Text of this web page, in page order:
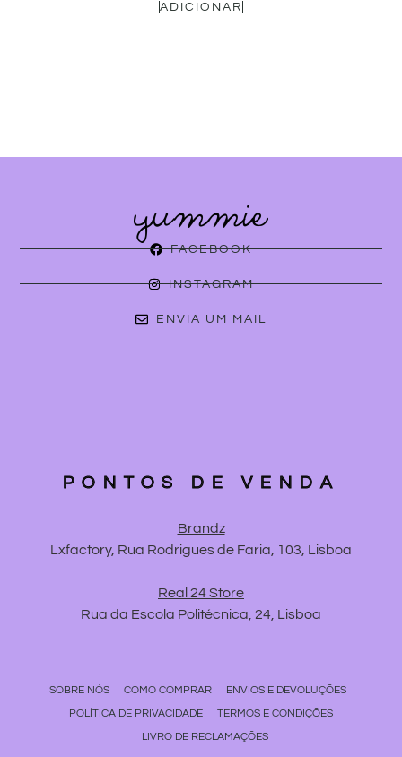
ADICIONAR
FACEBOOK
INSTAGRAM
ENVIA UM MAIL
PONTOS DE VENDA
Brandz
Lxfactory, Rua Rodrigues de Faria, 103, Lisboa
Real 24 Store
Rua da Escola Politécnica, 24, Lisboa
SOBRE NÓS COMO COMPRAR
ENVIOS E DEVOLUÇÕES
POLÍTICA DE PRIVACIDADE
TERMOS E CONDIÇÕES
LIVRO DE RECLAMAÇÕES